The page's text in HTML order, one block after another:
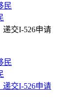
递交I-526申请
递交I-526申请